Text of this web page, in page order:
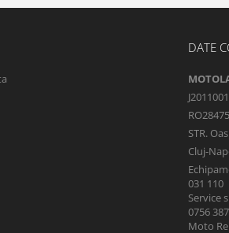
DATE
STR.
Cluj-
031 110
Service
0756
Moto